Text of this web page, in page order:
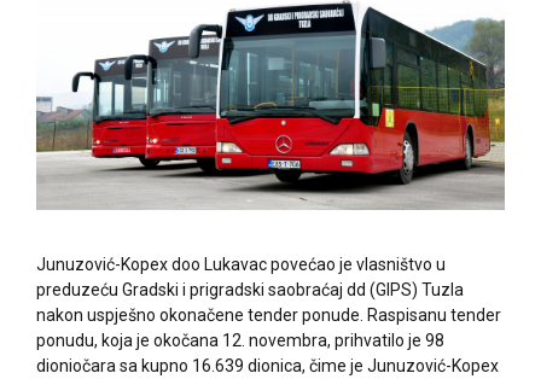
Junuzović-Kopex doo Lukavac povećao je vlasništvo u
preduzeću Gradski i prigradski saobraćaj dd (GIPS) Tuzla
nakon uspješno okonačene tender ponude. Raspisanu tender
ponudu, koja je okočana 12. novembra, prihvatilo je 98
dioniočara sa kupno 16.639 dionica, čime je Junuzović-Kopex